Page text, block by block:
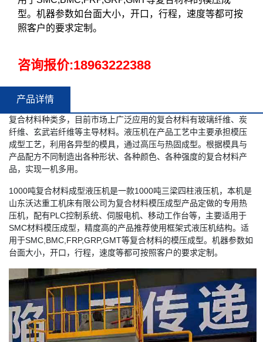
型。机器参数如台面大小，开口，行程，速度等都可按
照客户的要求定制。
咨询报价:18963222388
产品详情
复合材料种类多，目前市场上广泛应用的复合材料有玻璃纤维、炭
纤维、玄武岩纤维等主导材料。液压机在产品工艺中主要承担模压
成型工艺，利用各异型的模具，通过高压与热固成型。根据模具与
产品配方不同制造出各种形状、各种颜色、各种强度的复合材料产
品，实现一机多用。
1000吨复合材料成型液压机是一款1000吨三梁四柱液压机，本机是
山东沃达重工机床有限公司为复合材料模压成型产品定做的专用热
压机，配有PLC控制系统、伺服电机、移动工作台等，主要适用于
SMC材料模压成型，精度高的产品推荐使用框架式液压机结构。适
用于SMC,BMC,FRP,GRP,GMT等复合材料的模压成型。机器参数如
台面大小，开口，行程，速度等都可按照客户的要求定制。